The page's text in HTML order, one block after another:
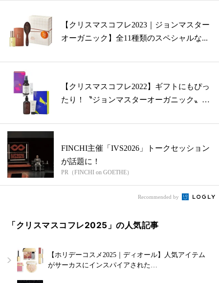
【クリスマスコフレ2023｜ジョンマスター
オーガニック】全11種類のスペシャルな...
【クリスマスコフレ2022】ギフトにもぴっ
たり！〝ジョンマスターオーガニック〟
FINCHI主催「IVS2026」トークセッション
が話題に！
PR（FINCHI on GOETHE）
Recommended by
「クリスマスコフレ2025」の人気記事
【ホリデーコスメ2025｜ディオール】人気アイテム
がサーカスにインスパイアされた…